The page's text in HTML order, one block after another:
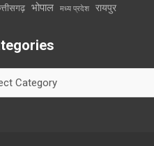
भोपाल मध्य प्रदेश रायपुर